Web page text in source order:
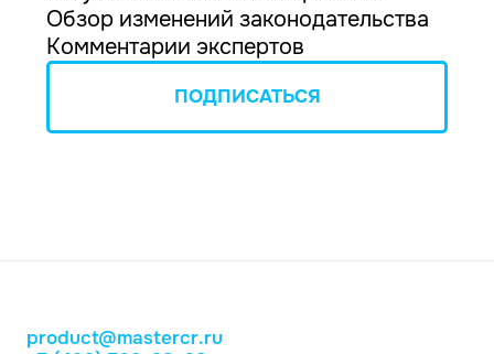
Обзор изменений законодательства
Комментарии экспертов
ПОДПИСАТЬСЯ
product@mastercr.ru